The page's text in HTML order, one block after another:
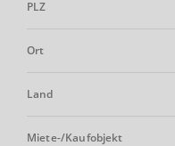
PLZ
Ort
Land
Miete-/Kaufobjekt